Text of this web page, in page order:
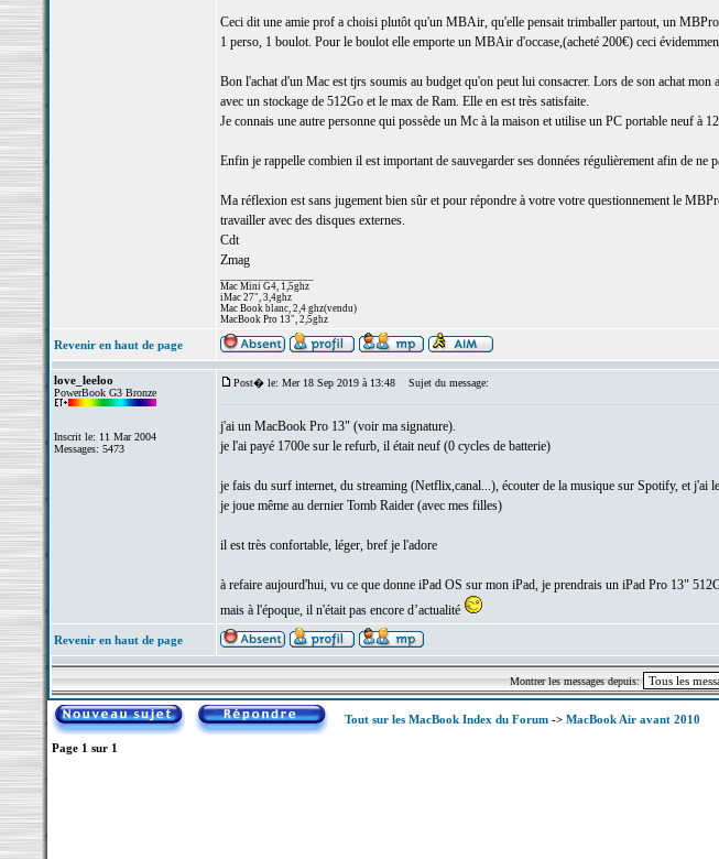
Ceci dit une amie prof a choisi plutôt qu'un MBAir, qu'elle pensait trimballer partout, un
1 perso, 1 boulot. Pour le boulot elle emporte un MBAir d'occase,(acheté 200€) ceci
Bon l'achat d'un Mac est tjrs soumis au budget qu'on peut lui consacrer. Lors de son achat
avec un stockage de 512Go et le max de Ram. Elle en est très satisfaite.
Je connais une autre personne qui possède un Mc à la maison et utilise un PC portable neuf à
Enfin je rappelle combien il est important de sauvegarder ses données régulièrement afin de ne
Ma réflexion est sans jugement bien sûr et pour répondre à votre votre questionnement le
travailler avec des disques externes.
Cdt
Zmag
Mac Mini G4, 1,5ghz
iMac 27", 3,4ghz
Mac Book blanc, 2,4 ghz(vendu)
MacBook Pro 13", 2,5ghz
Revenir en haut de page
love_leeloo
PowerBook G3 Bronze
Inscrit le: 11 Mar 2004
Messages: 5473
Post� le: Mer 18 Sep 2019 à 13:48 Sujet du message:
j'ai un MacBook Pro 13" (voir ma signature).
je l'ai payé 1700e sur le refurb, il était neuf (0 cycles de batterie)
je fais du surf internet, du streaming (Netflix,canal...), écouter de la musique sur Spotify, et j'ai
je joue même au dernier Tomb Raider (avec mes filles)
il est très confortable, léger, bref je l'adore
à refaire aujourd'hui, vu ce que donne iPad OS sur mon iPad, je prendrais un iPad Pro 13"
mais à l'époque, il n'était pas encore d’actualité
Revenir en haut de page
Montrer les messages depuis:
Tout sur les MacBook Index du Forum-> MacBook Air avant 2010
Page 1 sur 1